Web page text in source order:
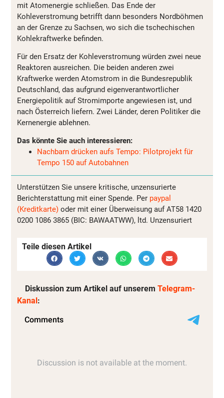
mit Atomenergie schließen. Das Ende der
Kohleverstromung betrifft dann besonders Nordböhmen
an der Grenze zu Sachsen, wo sich die tschechischen
Kohlekraftwerke befinden.
Für den Ersatz der Kohleverstromung würden zwei neue
Reaktoren ausreichen. Die beiden anderen zwei
Kraftwerke werden Atomstrom in die Bundesrepublik
Deutschland, das aufgrund eigenverantwortlicher
Energiepolitik auf Stromimporte angewiesen ist, und
nach Österreich liefern. Zwei Länder, deren Politiker die
Kernenergie ablehnen.
Das könnte Sie auch interessieren:
Nachbarn drücken aufs Tempo: Pilotprojekt für
Tempo 150 auf Autobahnen
Unterstützen Sie unsere kritische, unzensurierte
Berichterstattung mit einer Spende. Per paypal
(Kreditkarte) oder mit einer Überweisung auf AT58 1420
0200 1086 3865 (BIC: BAWAATWW), ltd. Unzensuriert
Teile diesen Artikel
Diskussion zum Artikel auf unserem Telegram-
Kanal: